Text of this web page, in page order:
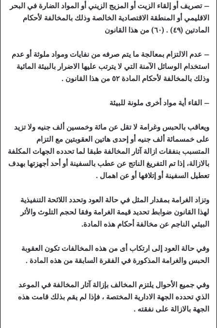
– تصريف أو إلقاء الزيت أو المزيج الزيني أو المواد الضارة في البحر
الاقليمي أو المنطقة الاقتصادية الخالصة وذلك بالمخالفة لأحكام
المادتين (٤٩) . (٦٠) من هذا القانون
– عدم الالتزام بمعالجة ما يتم صرفه من نفايات ومواد ملوثة أو عدم
استخدام الوسائل الآمنة التي لا يترتب عليها الاضرار بالبيئة المائية
وذلك بالمخالفة لأحكام المادة ٥٢ من هذا القانون .
– القاء أية مواد أخرى ملونة للبيئة
ويعاقب بالحبس وغرامة لا تقل عن مائة وخمسين ألف جنيه ولا تزيد
على خمسمائة ألف جنيه أو إحدى هاتين العقوبتين مع التزام
المتسبب بنفقات ازالة آثار المخالفة طبقا لما تحدده الجهات المكلفة
بالازالة، إذا تم التفريغ الناتج عن عطب بالسفينة أو أحد أجهزتها بهدف
تعطيل السفينة أو إتلافها أو عن اهمال .
وتزاد الغرامة بمقدار المثل في حالة العود وتحدد اللائحة التنفيذية
لهذا القانون ضوابط تحديد قيمة الغرامة وفقا لحجم التلوث والأثر
البيئي الناجم عن مخالفة أحكام هذه المادة.
وفي حالة العود إلى ارتكاب أى من هذه المخالفات تكون العقوبة
الحبس والغرامة المذكورة في الفقرة السابقة من هذه المادة .
وفي جميع الأحوال يلتزم المخالف بإزالة آثار المخالفة في الموعد
الذي تحدده الجهة الادارية المختصة ، فإذا لم يقم بذلك قامت هذه
الجهة بالازالة على نفقته .